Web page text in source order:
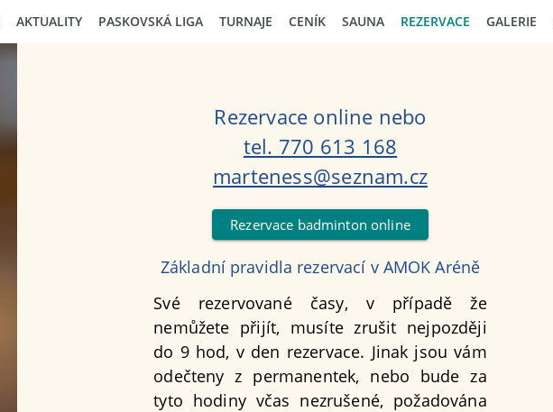
AKTUALITY PASKOVSKÁ LIGA TURNAJE CENÍK SAUNA REZERVACE GALERIE
Rezervace online nebo
tel. 770 613 168
marteness@seznam.cz
Rezervace badminton online
Základní pravidla rezervací v AMOK Aréně
Své rezervované časy, v případě že
nemůžete přijít, musíte zrušit nejpozději
do 9 hod, v den rezervace. Jinak jsou vám
odečteny z permanentek, nebo bude za
tyto hodiny včas nezrušené, požadována